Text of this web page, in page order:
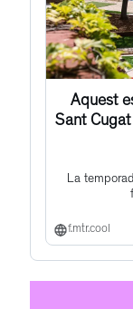
Aquest
Sant
La
f.mtr.cool